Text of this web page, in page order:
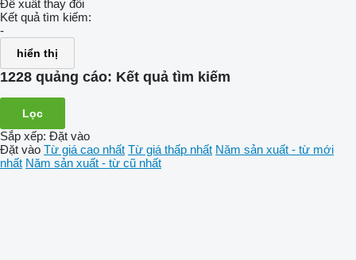
Đề xuất thay đổi
Kết quả tìm kiếm:
-
hiển thị
1228 quảng cáo: Kết quả tìm kiếm
Lọc
Sắp xếp: Đặt vào
Đặt vào Từ giá cao nhất Từ giá thấp nhất Năm sản xuất - từ mới
nhất Năm sản xuất - từ cũ nhất